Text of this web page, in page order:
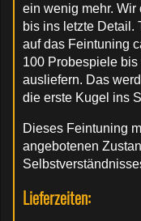
ein wenig mehr.
bis ins letzte Detail.
auf das Feintuning
100 Probespiele
ausliefern. Das
die erste Kugel ins
Dieses Feintuning
angebotenen
Lieferzeiten: